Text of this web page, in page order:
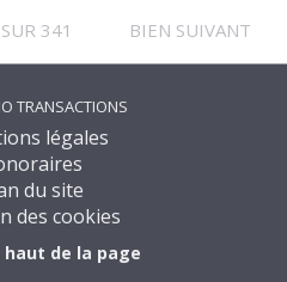
341 BIEN SUIVANT
TRANSACTIONS
légales
du site
des cookies
haut de la page